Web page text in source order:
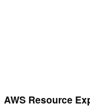
AWS Resource